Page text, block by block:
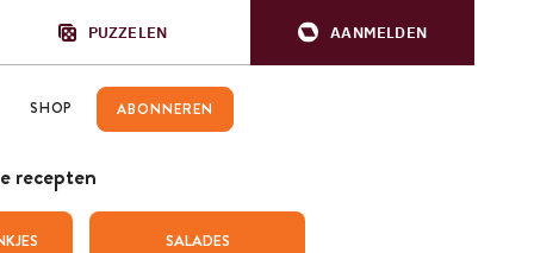
PUZZELEN AANMELDEN
SHOP ABONNEREN
recepten
SALADES